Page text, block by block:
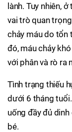
lành. Tuy nhiên,
vai trò quan
chảy máu do tổn
đó, máu chảy
với phân và rò ra
Tình trạng thiếu
dưới 6 tháng
uống đầy đủ
bé.